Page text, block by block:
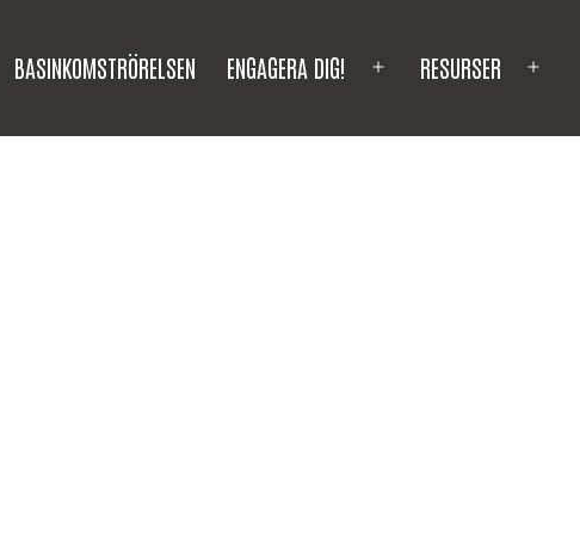
BASINKOMSTRÖRELSEN ENGAGERA DIG!
Open
RESURSER